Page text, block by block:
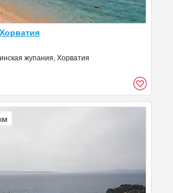
жупания, Хорватия